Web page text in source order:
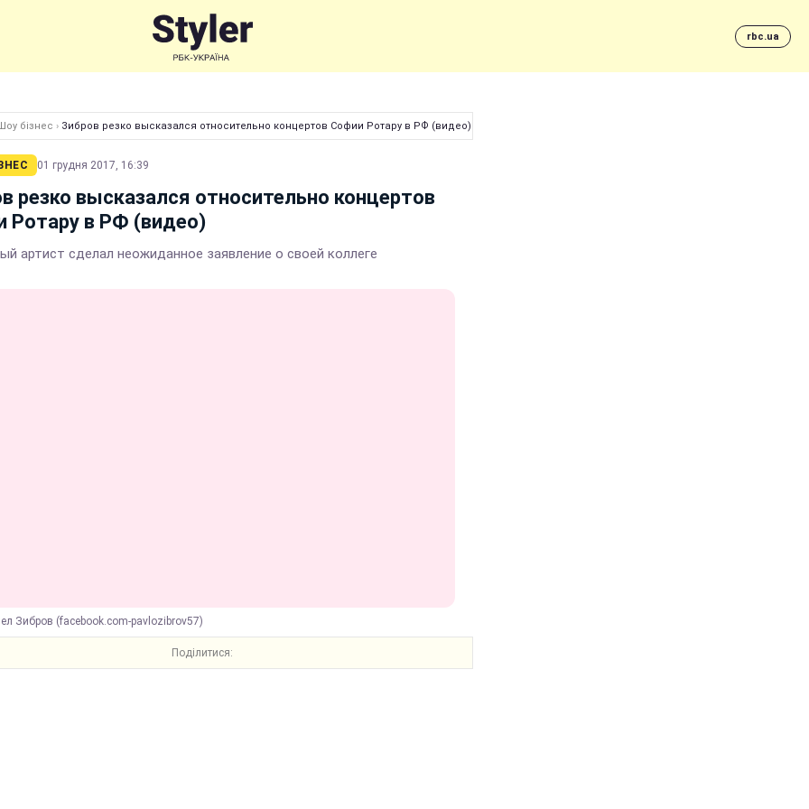
rbc.ua
бізнес › Зибров резко высказался относительно концертов Софии Ротару в РФ (видео)
01 грудня 2017, 16:39
резко высказался относительно концертов
Ротару в РФ (видео)
артист сделал неожиданное заявление о своей коллеге
Зибров (facebook.com-pavlozibrov57)
Поділитися: